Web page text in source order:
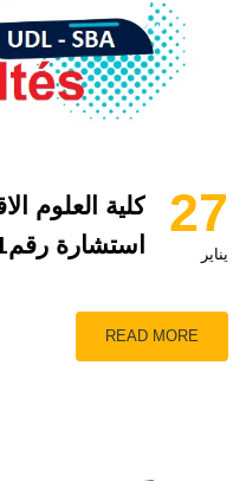
27
يناير
كلية العلوم
استشارة رقم2025/1
READ MORE